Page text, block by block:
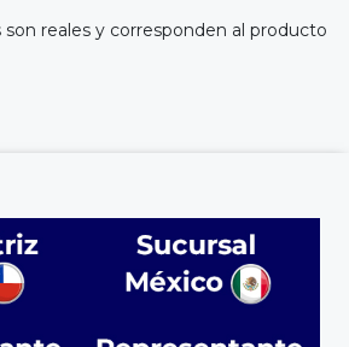
reales y corresponden al producto